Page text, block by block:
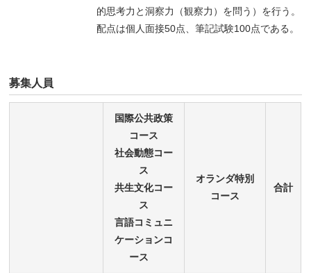
的思考力と洞察力（観察力）を問う）を行う。
配点は個人面接50点、筆記試験100点である。
募集人員
国際公共政策
コース
社会動態コー
ス
共生文化コー
ス
言語コミュニ
ケーションコ
ース
オランダ特別
コース
合計